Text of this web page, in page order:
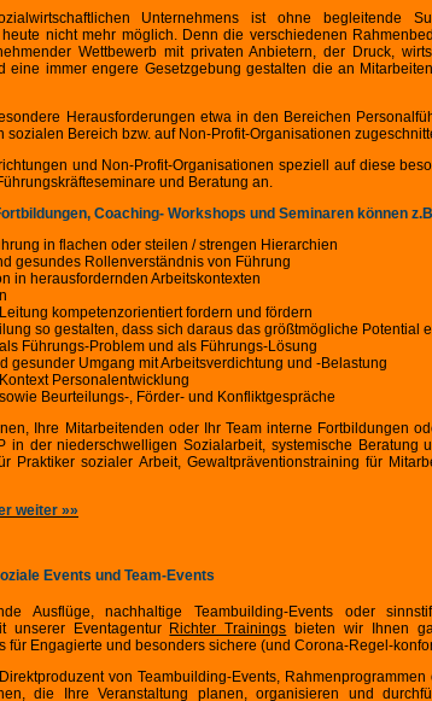
Unternehmens ist ohne begleitende
heute nicht mehr möglich. Denn die verschiedenen
Wettbewerb mit privaten Anbietern, der Druck,
eine immer engere Gesetzgebung gestalten die an
Herausforderungen etwa in den Bereichen
sozialen Bereich bzw. auf Non-Profit-Organisationen
und Non-Profit-Organisationen speziell auf diese
und Beratung an.
Coaching- Workshops und Seminaren können
in flachen oder steilen / strengen Hierarchien
gesundes Rollenverständnis von Führung
in herausfordernden Arbeitskontexten
kompetenzorientiert fordern und fördern
so gestalten, dass sich daraus das größtmögliche Potential
Führungs-Problem und als Führungs-Lösung
gesunder Umgang mit Arbeitsverdichtung und -Belastung
Personalentwicklung
Beurteilungs-, Förder- und Konfliktgespräche
Ihre Mitarbeitenden oder Ihr Team interne Fortbildungen
in der niederschwelligen Sozialarbeit, systemische Beratung
Praktiker sozialer Arbeit, Gewaltpräventionstraining für
weiter »»
Events und Team-Events
Ausflüge, nachhaltige Teambuilding-Events oder
unserer Eventagentur Richter Trainings bieten wir Ihnen
für Engagierte und besonders sichere (und Corona-Regel-
von Teambuilding-Events,
die Ihre Veranstaltung planen, organisieren und